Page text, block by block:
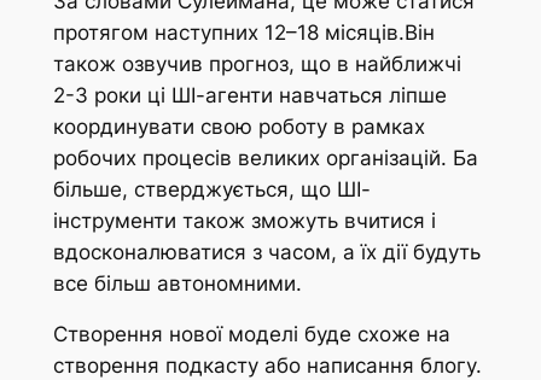
протягом наступних 12–18 місяців.Він
також озвучив прогноз, що в найближчі
2-3 роки ці ШІ-агенти навчаться ліпше
координувати свою роботу в рамках
робочих процесів великих організацій. Ба
більше, стверджується, що ШІ-
інструменти також зможуть вчитися і
вдосконалюватися з часом, а їх дії будуть
все більш автономними.
Створення нової моделі буде схоже на
створення подкасту або написання блогу.